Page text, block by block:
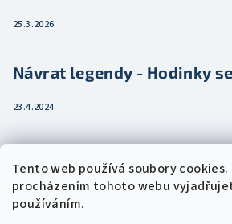
Tento web používá soubory cookies.
procházením tohoto webu
používáním.
25.3.2026
Návrat legendy - Hodinky
23.4.2024
jako dárek
15.2.2024